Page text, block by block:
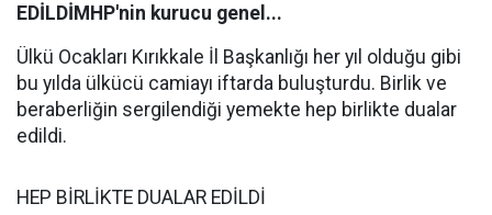
EDİLDİMHP'nin kurucu genel...
Ülkü Ocakları Kırıkkale İl Başkanlığı her yıl olduğu gibi
bu yılda ülkücü camiayı iftarda buluşturdu. Birlik ve
beraberliğin sergilendiği yemekte hep birlikte dualar
edildi.
HEP BİRLİKTE DUALAR EDİLDİ